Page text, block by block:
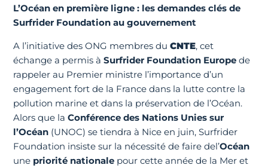
L’Océan en première ligne : les demandes clés de
Surfrider Foundation au gouvernement
A l’initiative des ONG membres duCNTE, cet
échange a permis àSurfrider Foundation Europe de
rappeler au Premier ministre l’importance d’un
engagement fort de la France dans la lutte contre la
pollution marine et dans la préservation de l’Océan.
Alors que laConférence des Nations Unies sur
l’Océan (UNOC) se tiendra à Nice en juin, Surfrider
Foundation insiste sur la nécessité de faire del’Océan
une priorité nationale pour cette année de la Mer et